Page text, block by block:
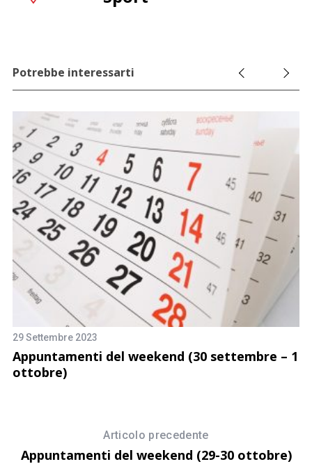
Potrebbe interessarti
29 Settembre 2023
Appuntamenti del weekend (30 settembre – 1
ottobre)
Articolo precedente
Appuntamenti del weekend (29-30 ottobre)